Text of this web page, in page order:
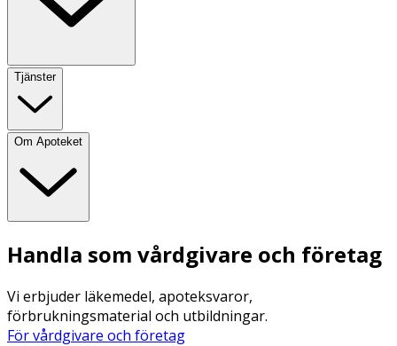
Tjänster
Om Apoteket
Handla som vårdgivare och företag
Vi erbjuder läkemedel, apoteksvaror,
förbrukningsmaterial och utbildningar.
För vårdgivare och företag